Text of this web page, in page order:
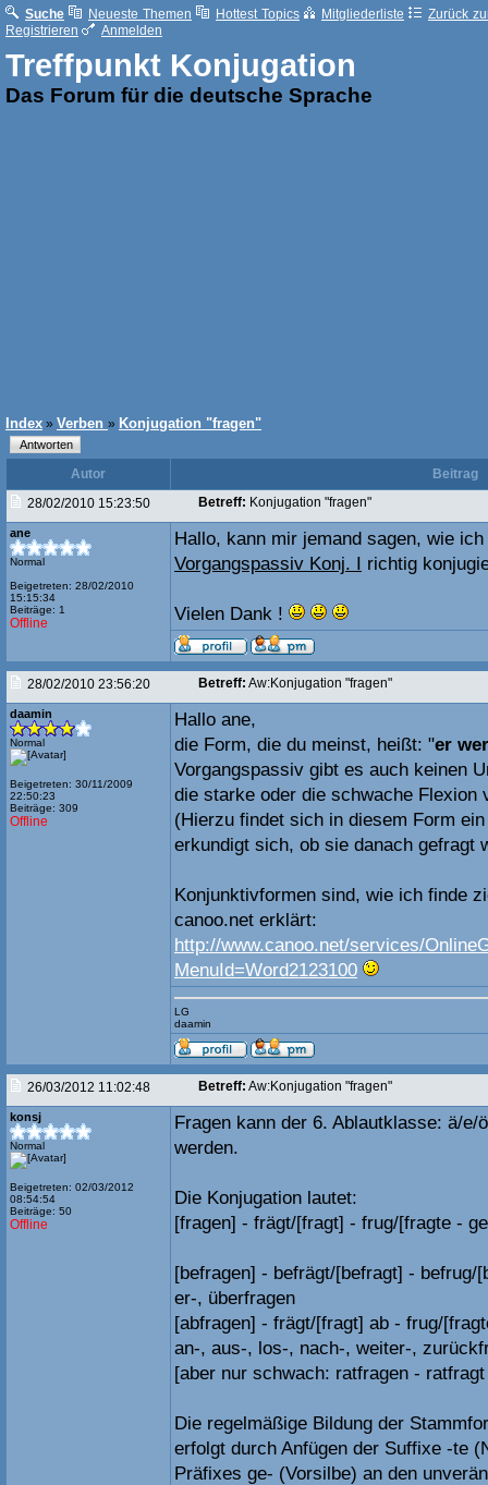
Suche Neueste Themen Hottest Topics Mitgliederliste
Zurück
Registrieren
Anmelden
Treffpunkt Konjugation
Das Forum für die deutsche Sprache
Index » Verben » Konjugation "fragen"
Autor
Beitrag
28/02/2010 15:23:50
Betreff: Konjugation "fragen"
ane
Normal
Beigetreten: 28/02/2010
15:15:34
Beiträge: 1
Offline
Hallo, kann mir jemand sagen, wie ich
Vorgangspassiv Konj. I richtig
Vielen Dank !
28/02/2010 23:56:20 Betreff: Aw:Konjugation "fragen"
daamin
Normal
Beigetreten: 30/11/2009
22:50:23
Beiträge: 309
Offline
Hallo ane,
die Form, die du meinst, heißt: "er
Vorgangspassiv gibt es auch keinen
die starke oder die schwache Flexion
(Hierzu findet sich in diesem Form
erkundigt sich, ob sie danach gefragt
Konjunktivformen sind, wie ich finde
canoo.net erklärt:
http://www.canoo.net/services/
MenuId=Word2123100
LG
daamin
26/03/2012 11:02:48 Betreff: Aw:Konjugation "fragen"
konsj
Normal
Beigetreten: 02/03/2012
08:54:54
Beiträge: 50
Offline
Fragen kann der 6. Ablautklasse: ä/e/
werden.
Die Konjugation lautet:
[fragen] - frägt/[fragt] - frug/[fragte -
[befragen] - befrägt/[befragt] - befrug/
er-, überfragen
[abfragen] - frägt/[fragt] ab - frug/
an-, aus-, los-, nach-, weiter-,
[aber nur schwach: ratfragen -
Die regelmäßige Bildung der
erfolgt durch Anfügen der Suffixe -te
Präfixes ge- (Vorsilbe) an den